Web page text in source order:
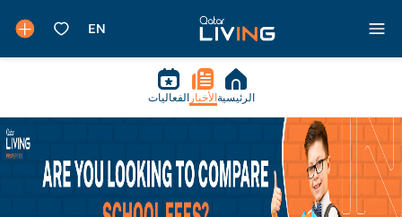
الرئيسية الأخبار الفعاليات